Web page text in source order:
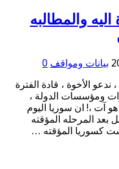
والمطالبه
بيانات ومواقف 0
الأخوة ، قادة الفترة
ومؤسسات الدولة ،
آت ،! ان سوريا اليوم
بعد المرحله المؤقته
كسوريا المؤقته …